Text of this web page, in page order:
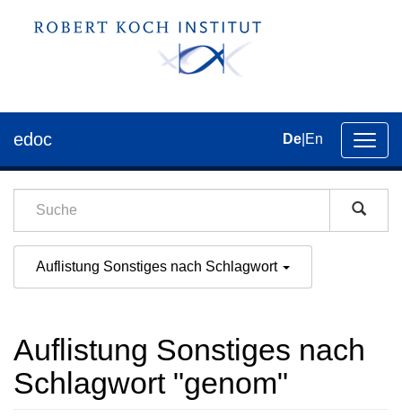
der
edoc De En
Auflistung Sonstiges nach Schlagwort
Auflistung Sonstiges nach
Schlagwort "genom"